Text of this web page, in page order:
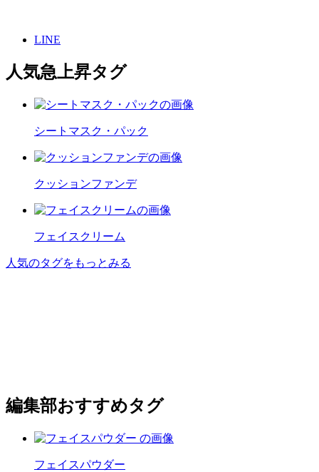
LINE
人気急上昇タグ
シートマスク・パック
クッションファンデ
フェイスクリーム
人気のタグをもっとみる
編集部おすすめタグ
フェイスパウダー